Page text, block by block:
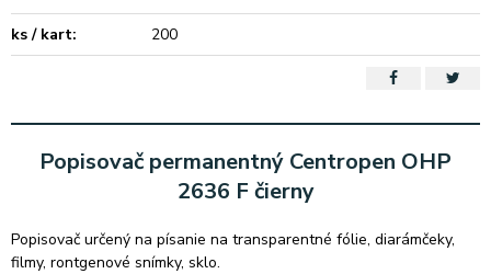
ks / kart:
200
Popisovač permanentný Centropen OHP
2636 F čierny
Popisovač určený na písanie na transparentné fólie, diarámčeky,
filmy, rontgenové snímky, sklo.